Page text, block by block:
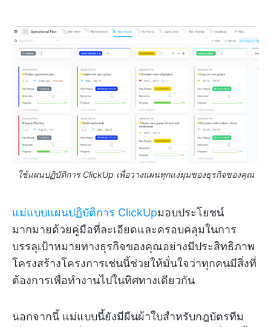
ใช้แผนปฏิบัติการ ClickUp เพื่อวางแผนทุกแง่มุมของธุรกิจของคุณ
แม่แบบแผนปฏิบัติการ ClickUpมอบประโยชน์
มากมายด้วยคู่มือที่ละเอียดและครอบคลุมในการ
บรรลุเป้าหมายทางธุรกิจของคุณอย่างมีประสิทธิภาพ
โครงสร้างโครงการเช่นนี้ช่วยให้มั่นใจว่าทุกคนมีสิ่งที่
ต้องการเพื่อทำงานไปในทิศทางเดียวกัน
นอกจากนี้ แม่แบบนี้ยังมีผืนผ้าใบสำหรับกฎบัตรทีม